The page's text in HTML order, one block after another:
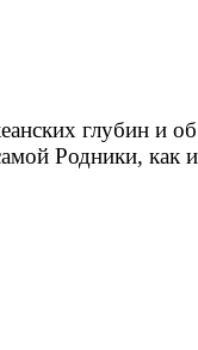
глубин и
Родники, как и